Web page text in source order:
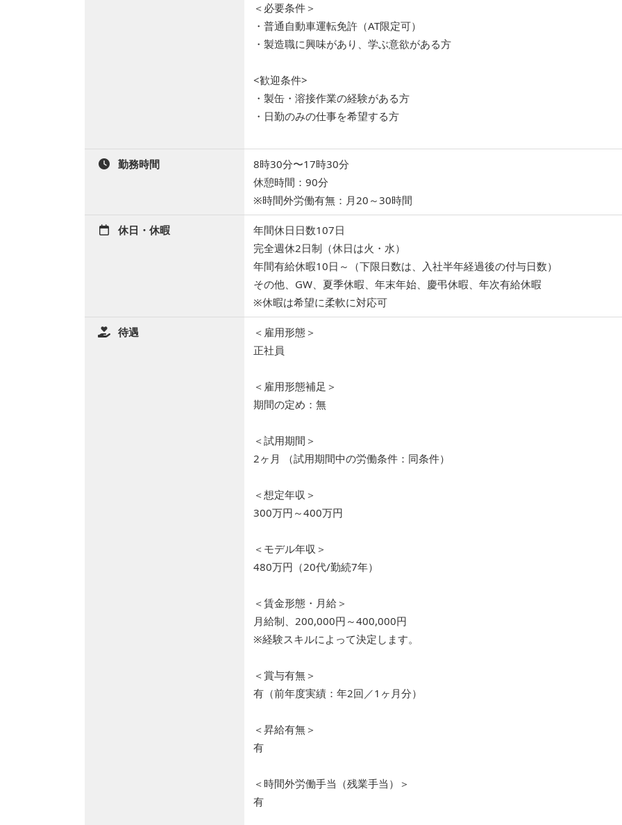
＜必要条件＞
・普通自動車運転免許（AT限定可）
・製造職に興味があり、学ぶ意欲がある方
<歓迎条件>
・製缶・溶接作業の経験がある方
・日勤のみの仕事を希望する方
勤務時間
8時30分〜17時30分
休憩時間：90分
※時間外労働有無：月20～30時間
休日・休暇
年間休日日数107日
完全週休2日制（休日は火・水）
年間有給休暇10日～（下限日数は、入社半年経過後の付与日数）
その他、GW、夏季休暇、年末年始、慶弔休暇、年次有給休暇
※休暇は希望に柔軟に対応可
待遇
＜雇用形態＞
正社員
＜雇用形態補足＞
期間の定め：無
＜試用期間＞
2ヶ月 （試用期間中の労働条件：同条件）
＜想定年収＞
300万円～400万円
＜モデル年収＞
480万円（20代/勤続7年）
＜賃金形態・月給＞
月給制、200,000円～400,000円
※経験スキルによって決定します。
＜賞与有無＞
有（前年度実績：年2回／1ヶ月分）
＜昇給有無＞
有
＜時間外労働手当（残業手当）＞
有